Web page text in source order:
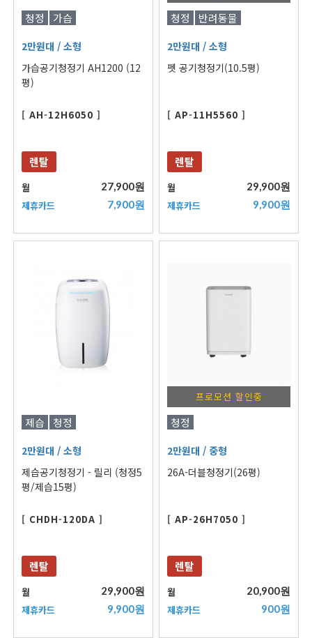
청정 가습
2만원대 / 소형
가습공기청정기 AH1200 (12
평)
[ AH-12H6050 ]
렌탈
월 27,900원
제휴카드 7,900원
청정 반려동물
2만원대 / 소형
펫 공기청정기(10.5평)
[ AP-11H5560 ]
렌탈
월 29,900원
제휴카드 9,900원
제습 청정
2만원대 / 소형
제습공기청정기 - 릴리 (청정5
평/제습15평)
[ CHDH-120DA ]
렌탈
월 29,900원
제휴카드 9,900원
프로모션 할인중
청정
2만원대 / 중형
26A-더블청정기(26평)
[ AP-26H7050 ]
렌탈
월 20,900원
제휴카드 900원